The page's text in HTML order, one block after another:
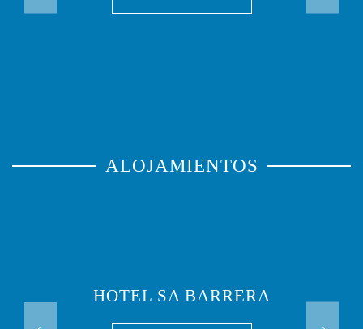
ALOJAMIENTOS
HOTEL SA BARRERA